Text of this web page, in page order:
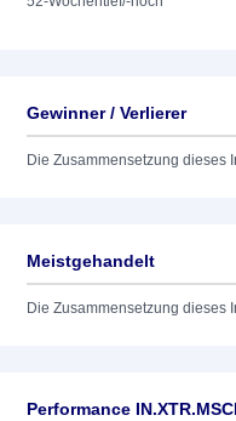
Gewinner / Verlierer
Die Zusammensetzung dieses
Meistgehandelt
Die Zusammensetzung dieses
Performance